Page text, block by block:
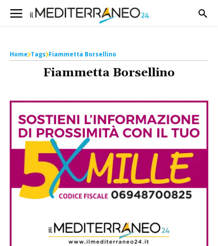
Home Tags Fiammetta Borsellino
Fiammetta Borsellino